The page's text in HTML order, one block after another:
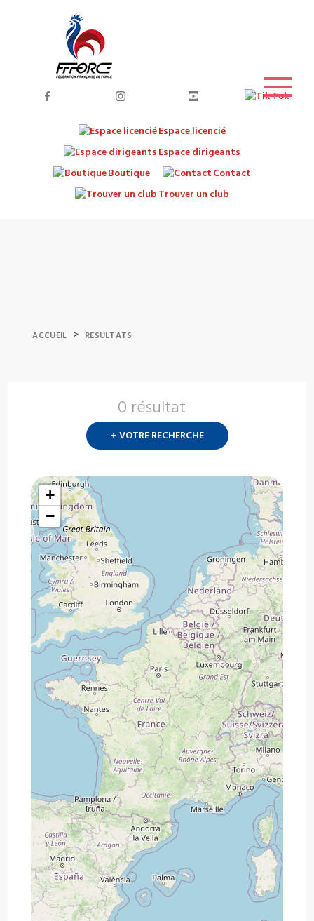
Espace licencié
Espace dirigeants
Boutique
Contact
Trouver un club
ACCUEIL > RESULTATS
0 résultat
+ VOTRE RECHERCHE
+
−